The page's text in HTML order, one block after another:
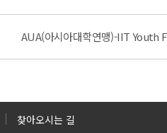
AUA(아시아대학연맹)-IIT Youth
찾아오시는 길